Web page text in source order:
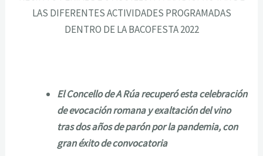
LAS DIFERENTES ACTIVIDADES PROGRAMADAS
DENTRO DE LA BACOFESTA 2022
El Concello de A Rúa recuperó esta celebración
de evocación romana y exaltación del vino
tras dos años de parón por la pandemia, con
gran éxito de convocatoria